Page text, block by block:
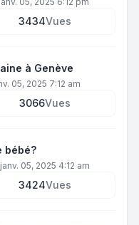
3434Vues
à Genève
05, 2025 7:12 am
3066Vues
bébé?
05, 2025 4:12 am
3424Vues